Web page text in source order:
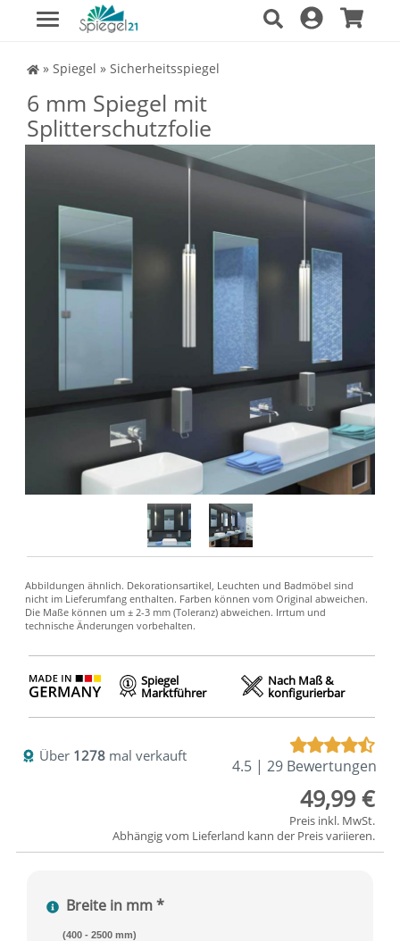
Spiegel Shop
» Spiegel » Sicherheitsspiegel
6 mm Spiegel mit
Splitterschutzfolie
Spiegel
Marktführer
Nach Maß &
konfigurierbar
Über 1278 mal verkauft
4.5 | 29 Bewertungen
49,99 €
Preis inkl. MwSt.
Abhängig vom Lieferland kann der Preis variieren.
Breite in mm *
(400 - 2500 mm)